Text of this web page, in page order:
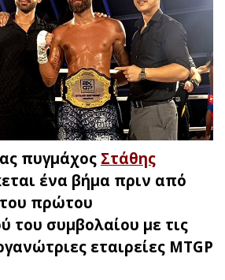
πυγμάχος Στάθης
ένα βήμα πριν από
πρώτου
του συμβολαίου με τις
εταιρείες MTGP